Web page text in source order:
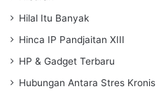
Hilal Itu Banyak
Hinca IP Pandjaitan XIII
HP & Gadget Terbaru
Hubungan Antara Stres Kronis